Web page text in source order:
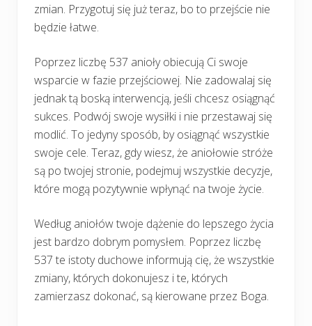
zmian. Przygotuj się już teraz, bo to przejście nie
będzie łatwe.
Poprzez liczbę 537 anioły obiecują Ci swoje
wsparcie w fazie przejściowej. Nie zadowalaj się
jednak tą boską interwencją, jeśli chcesz osiągnąć
sukces. Podwój swoje wysiłki i nie przestawaj się
modlić. To jedyny sposób, by osiągnąć wszystkie
swoje cele. Teraz, gdy wiesz, że aniołowie stróże
są po twojej stronie, podejmuj wszystkie decyzje,
które mogą pozytywnie wpłynąć na twoje życie.
Według aniołów twoje dążenie do lepszego życia
jest bardzo dobrym pomysłem. Poprzez liczbę
537 te istoty duchowe informują cię, że wszystkie
zmiany, których dokonujesz i te, których
zamierzasz dokonać, są kierowane przez Boga.